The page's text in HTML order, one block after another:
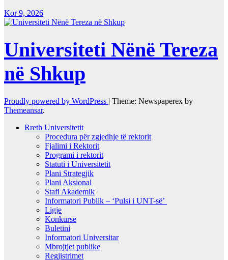
Kor 9, 2026
Universiteti Nënë Tereza
në Shkup
Proudly powered by WordPress | Theme: Newspaperex by
Themeansar.
Rreth Universitetit
Procedura për zgjedhje të rektorit
Fjalimi i Rektorit
Programi i rektorit
Statuti i Universitetit
Plani Strategjik
Plani Aksional
Stafi Akademik
Informatori Publik – ‘Pulsi i UNT-së’
Ligje
Konkurse
Buletini
Informatori Universitar
Mbrojtjet publike
Regjistrimet